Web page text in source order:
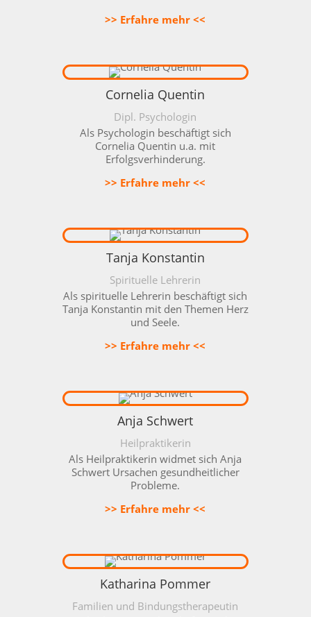
>> Erfahre mehr <<
Cornelia Quentin
Dipl. Psychologin
Als Psychologin beschäftigt sich
Cornelia Quentin u.a. mit
Erfolgsverhinderung.
>> Erfahre mehr <<
Tanja Konstantin
Spirituelle Lehrerin
Als spirituelle Lehrerin beschäftigt sich
Tanja Konstantin mit den Themen Herz
und Seele.
>> Erfahre mehr <<
Anja Schwert
Heilpraktikerin
Als Heilpraktikerin widmet sich Anja
Schwert Ursachen gesundheitlicher
Probleme.
>> Erfahre mehr <<
Katharina Pommer
Familien und Bindungstherapeutin